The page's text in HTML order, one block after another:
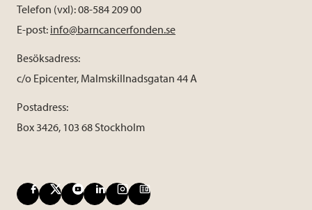
Telefon (vxl): 08-584 209 00
E-post: info@barncancerfonden.se
Besöksadress:
c/o Epicenter, Malmskillnadsgatan 44 A
Postadress:
Box 3426, 103 68 Stockholm
F
X
Y
L
I
B